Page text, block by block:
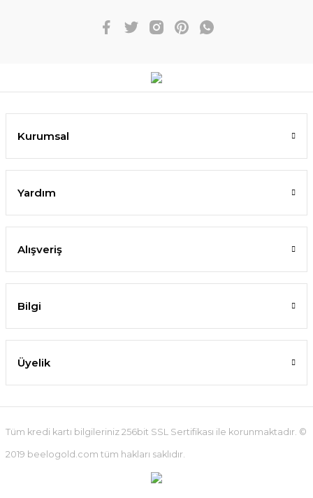
Kurumsal
Yardım
Alışveriş
Bilgi
Üyelik
Tüm kredi kartı bilgileriniz 256bit SSL Sertifikası ile korunmaktadır. ©
2019 beelogold.com tüm hakları saklıdır.